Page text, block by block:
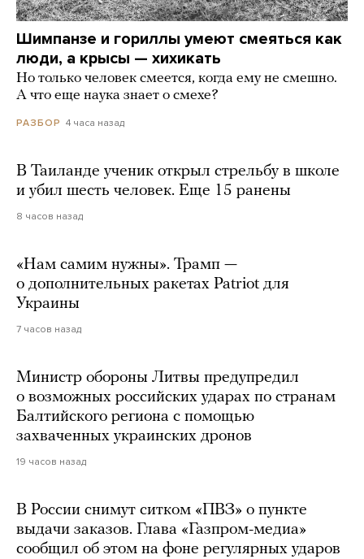
Шимпанзе и гориллы умеют смеяться как
люди, а крысы — хихикать
Но только человек смеется, когда ему не смешно.
А что еще наука знает о смехе?
РАЗБОР 4 часа назад
В Таиланде ученик открыл стрельбу в школе
и убил шесть человек. Еще 15 ранены
8 часов назад
«Нам самим нужны». Трамп —
о дополнительных ракетах Patriot для
Украины
7 часов назад
Министр обороны Литвы предупредил
о возможных российских ударах по странам
Балтийского региона с помощью
захваченных украинских дронов
19 часов назад
В России снимут ситком «ПВЗ» о пункте
выдачи заказов. Глава «Газпром-медиа»
сообщил об этом на фоне регулярных ударов